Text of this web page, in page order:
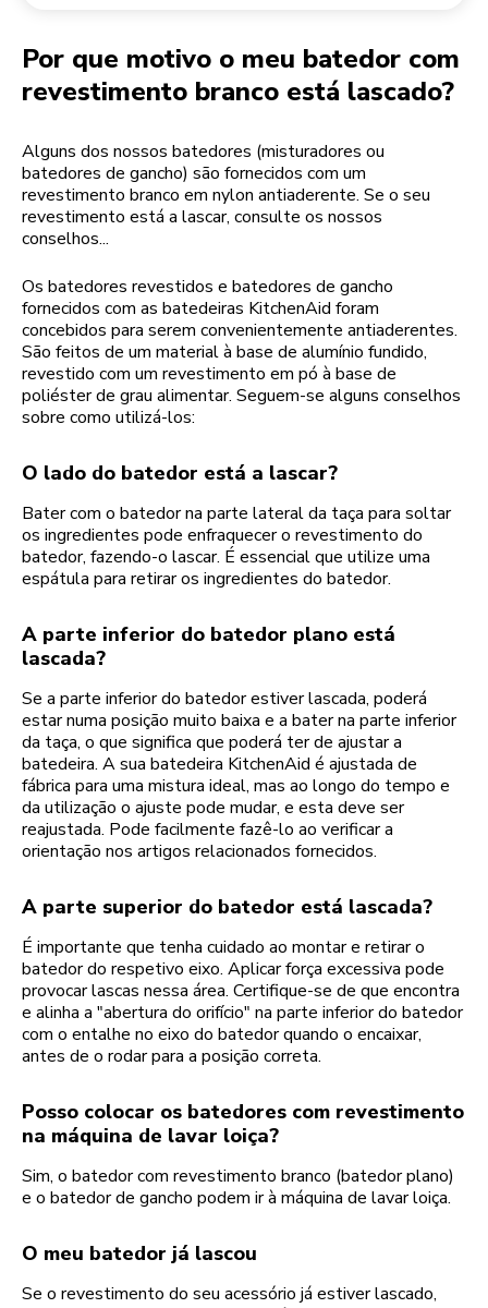
Por que motivo o meu batedor com
revestimento branco está lascado?
Alguns dos nossos batedores (misturadores ou
batedores de gancho) são fornecidos com um
revestimento branco em nylon antiaderente. Se o seu
revestimento está a lascar, consulte os nossos
conselhos...
Os batedores revestidos e batedores de gancho
fornecidos com as batedeiras KitchenAid foram
concebidos para serem convenientemente antiaderentes.
São feitos de um material à base de alumínio fundido,
revestido com um revestimento em pó à base de
poliéster de grau alimentar. Seguem-se alguns conselhos
sobre como utilizá-los:
O lado do batedor está a lascar?
Bater com o batedor na parte lateral da taça para soltar
os ingredientes pode enfraquecer o revestimento do
batedor, fazendo-o lascar. É essencial que utilize uma
espátula para retirar os ingredientes do batedor.
A parte inferior do batedor plano está
lascada?
Se a parte inferior do batedor estiver lascada, poderá
estar numa posição muito baixa e a bater na parte inferior
da taça, o que significa que poderá ter de ajustar a
batedeira. A sua batedeira KitchenAid é ajustada de
fábrica para uma mistura ideal, mas ao longo do tempo e
da utilização o ajuste pode mudar, e esta deve ser
reajustada. Pode facilmente fazê-lo ao verificar a
orientação nos artigos relacionados fornecidos.
A parte superior do batedor está lascada?
É importante que tenha cuidado ao montar e retirar o
batedor do respetivo eixo. Aplicar força excessiva pode
provocar lascas nessa área. Certifique-se de que encontra
e alinha a "abertura do orifício" na parte inferior do batedor
com o entalhe no eixo do batedor quando o encaixar,
antes de o rodar para a posição correta.
Posso colocar os batedores com revestimento
na máquina de lavar loiça?
Sim, o batedor com revestimento branco (batedor plano)
e o batedor de gancho podem ir à máquina de lavar loiça.
O meu batedor já lascou
Se o revestimento do seu acessório já estiver lascado,